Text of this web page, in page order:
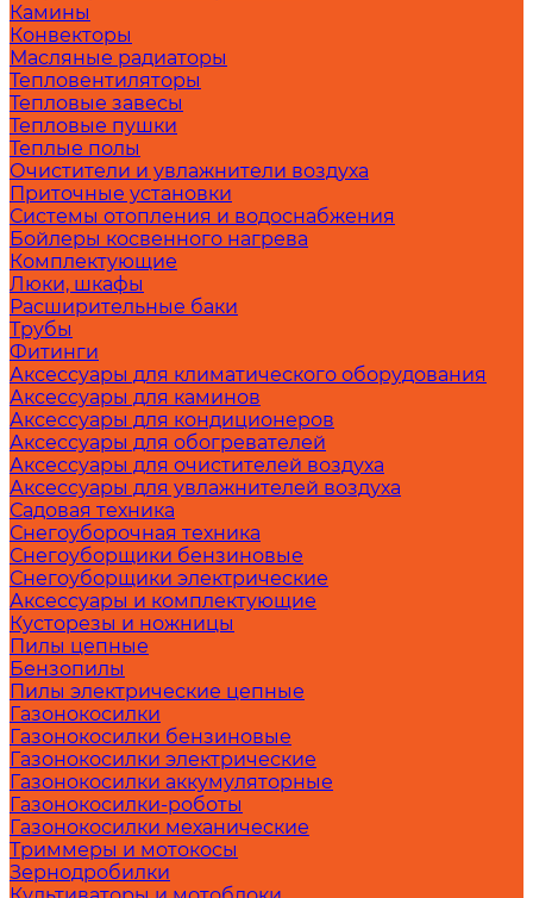
Камины
Конвекторы
Масляные радиаторы
Тепловентиляторы
Тепловые завесы
Тепловые пушки
Теплые полы
Очистители и увлажнители воздуха
Приточные установки
Системы отопления и водоснабжения
Бойлеры косвенного нагрева
Комплектующие
Люки, шкафы
Расширительные баки
Трубы
Фитинги
Аксессуары для климатического оборудования
Аксессуары для каминов
Аксессуары для кондиционеров
Аксессуары для обогревателей
Аксессуары для очистителей воздуха
Аксессуары для увлажнителей воздуха
Садовая техника
Снегоуборочная техника
Снегоуборщики бензиновые
Снегоуборщики электрические
Аксессуары и комплектующие
Кусторезы и ножницы
Пилы цепные
Бензопилы
Пилы электрические цепные
Газонокосилки
Газонокосилки бензиновые
Газонокосилки электрические
Газонокосилки аккумуляторные
Газонокосилки-роботы
Газонокосилки механические
Триммеры и мотокосы
Зернодробилки